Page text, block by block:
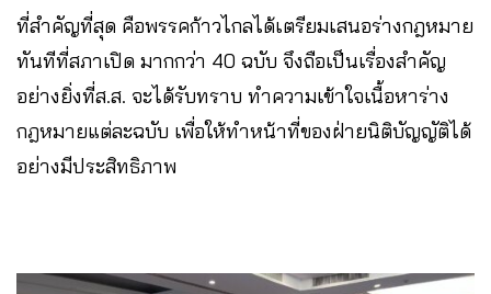
ที่สำคัญที่สุด คือพรรคก้าวไกลได้เตรียมเสนอร่างกฎหมาย
ทันทีที่สภาเปิด มากกว่า 40 ฉบับ จึงถือเป็นเรื่องสำคัญ
อย่างยิ่งที่ส.ส. จะได้รับทราบ ทำความเข้าใจเนื้อหาร่าง
กฎหมายแต่ละฉบับ เพื่อให้ทำหน้าที่ของฝ่ายนิติบัญญัติได้
อย่างมีประสิทธิภาพ